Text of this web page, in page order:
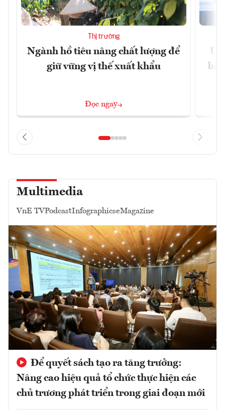
Thị trường
Ngành hồ tiêu nâng chất lượng để
giữ vững vị thế xuất khẩu
Đọc ngay
bài
Multimedia
VnE TVPodcastInfographicseMagazine
Để quyết sách tạo ra tăng trưởng:
Nâng cao hiệu quả tổ chức thực hiện các
chủ trương phát triển trong giai đoạn mới